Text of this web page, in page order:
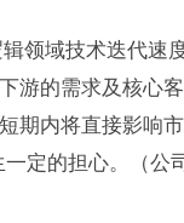
领域技术迭代速
游的需求及核心
期内将直接影响
定的担心。（公